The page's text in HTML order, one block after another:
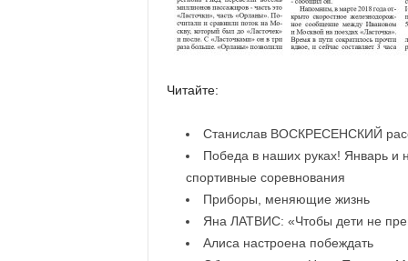
Читайте:
Станислав ВОСКРЕСЕНСКИЙ
Победа в наших руках! Январь и
спортивные соревнования
Приборы, меняющие жизнь
Яна ЛАТВИС: «Чтобы дети не
Алиса настроена побеждать